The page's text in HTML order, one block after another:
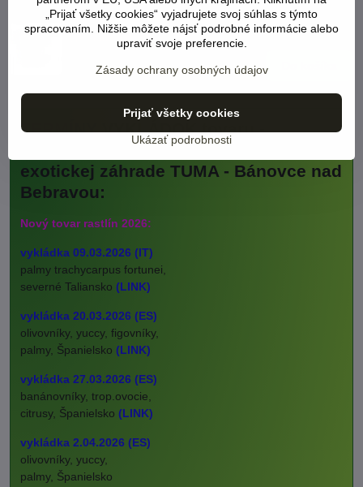
Krhla Praktik plastová 5L
Viď status produktu
TERMÍNY VYKLÁDOK tovaru -
Španielsko, Taliansko, Holandsko v
exotickej záhrade TUMA - Bánovce nad
Bebravou:
Nový tovar rastlín 2026:
vykládka 09.03.2026 (IT)
palmy trachycarpus fortunei,
severné Taliansko (LINK)
vykládka 20.03.2026 (ES)
olivovníky, yuccy, figovníky,
palmy, Španielsko (LINK)
vykládka 27.03.2026 (ES)
banánovníky, trop.ovocie,
citrusy, Španielsko (LINK)
vykládka 2.04.2026 (ES)
olivovníky, yuccy,
palmy, Španielsko
„Prijať všetky cookies“ vyjadrujete svoj súhlas s týmto
spracovaním. Nižšie môžete nájsť podrobné informácie alebo
upraviť svoje preferencie.
Zásady ochrany osobných údajov
Ukázať podrobnosti
Prijať všetky cookies